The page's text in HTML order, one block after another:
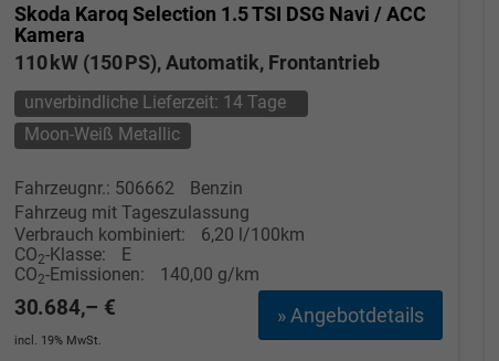
Skoda Karoq Selection 1.5 TSI DSG Navi / ACC
Kamera
110 kW (150 PS), Automatik, Frontantrieb
unverbindliche Lieferzeit: 14 Tage
Moon-Weiß Metallic
Fahrzeugnr.: 506662
Benzin
Fahrzeug mit Tageszulassung
Verbrauch kombiniert:
6,20 l/100km
CO2-Klasse:
E
CO2-Emissionen: 140,00 g/km
» Angebotdetails
30.684,– €
incl. 19% MwSt.